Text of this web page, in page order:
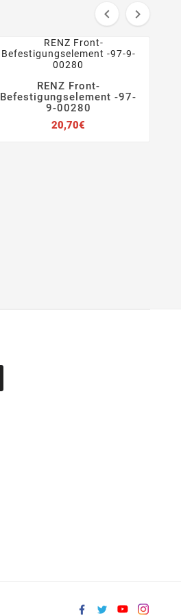
 
   
RENZ Front-
Befestigungselement -97-
9-00280
20,70€